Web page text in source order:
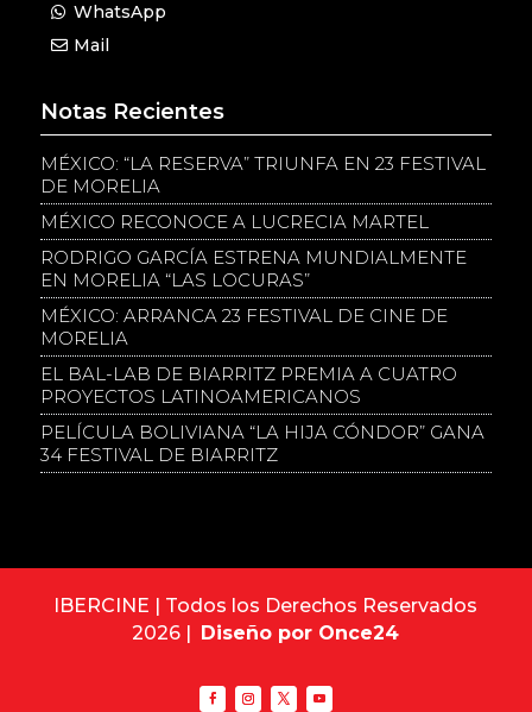
WhatsApp
Mail
Notas Recientes
MÉXICO: “LA RESERVA” TRIUNFA EN 23 FESTIVAL
DE MORELIA
MÉXICO RECONOCE A LUCRECIA MARTEL
RODRIGO GARCÍA ESTRENA MUNDIALMENTE
EN MORELIA “LAS LOCURAS”
MÉXICO: ARRANCA 23 FESTIVAL DE CINE DE
MORELIA
EL BAL-LAB DE BIARRITZ PREMIA A CUATRO
PROYECTOS LATINOAMERICANOS
PELÍCULA BOLIVIANA “LA HIJA CÓNDOR” GANA
34 FESTIVAL DE BIARRITZ
IBERCINE | Todos los Derechos Reservados
2026 | Diseño por Once24